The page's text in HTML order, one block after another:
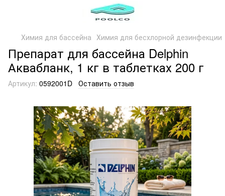
Химия для бассейна Химия для бесхлорной дезинфекции
Препарат для бассейна Delphin
Аквабланк, 1 кг в таблетках 200 г
Артикул: 0592001D Оставить отзыв